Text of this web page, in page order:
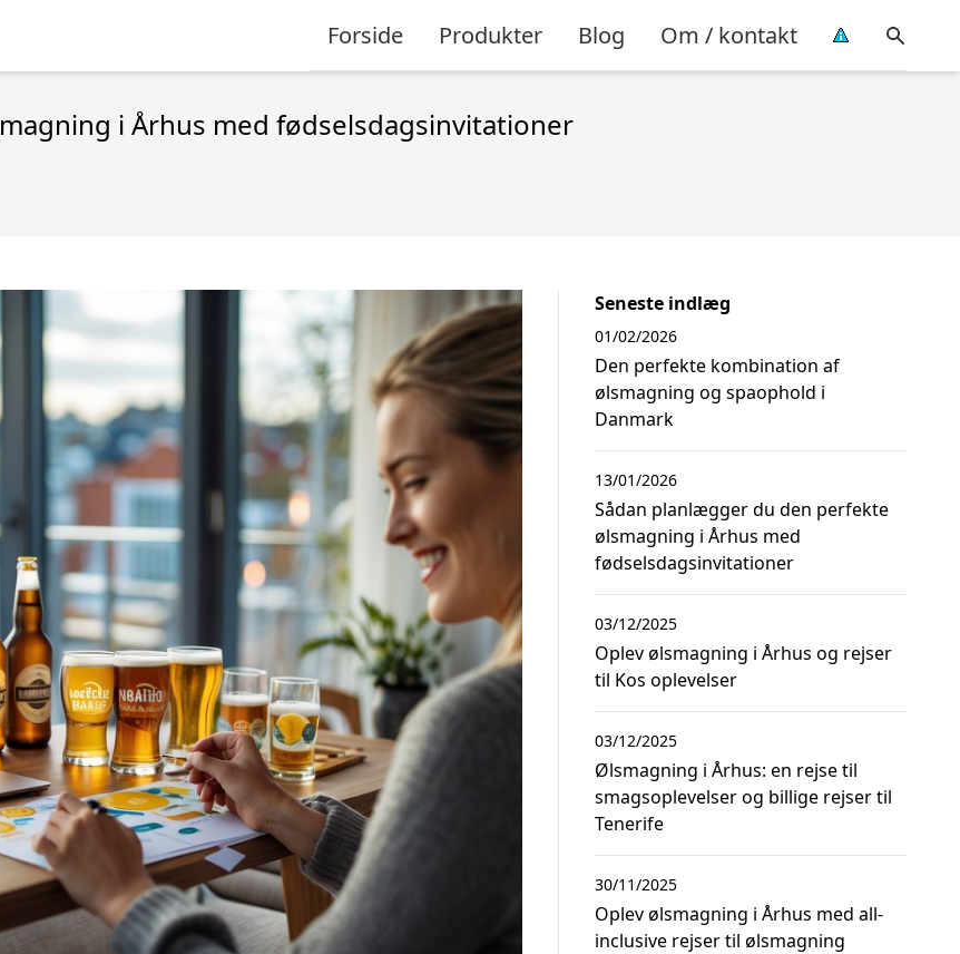
Forside Produkter Blog Om / kontakt
i Århus med fødselsdagsinvitationer
Seneste indlæg
Den perfekte kombination af
ølsmagning og spaophold i
Danmark
01/02/2026
Sådan planlægger du den perfekte
ølsmagning i Århus med
fødselsdagsinvitationer
13/01/2026
Oplev ølsmagning i Århus og rejser
til Kos oplevelser
03/12/2025
Ølsmagning i Århus: en rejse til
smagsoplevelser og billige rejser til
Tenerife
03/12/2025
Oplev ølsmagning i Århus med all-
inclusive rejser til ølsmagning
30/11/2025